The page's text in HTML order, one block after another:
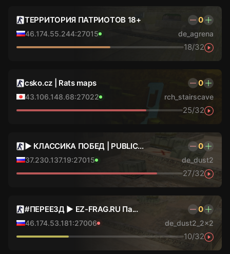
ТЕРРИТОРИЯ ПАТРИОТОВ 18+ 0
46.174.55.244:27015 de_agrena
18/32
csko.cz | Rats maps 0
43.106.148.68:27022 rch_stairscave
25/32
►︎ КЛАССИКА ПОБЕД | PUBLIC... 0
37.230.137.19:27015 de_dust2
27/32
#ПЕРЕЕЗД ► EZ-FRAG.RU Па... 0
46.174.53.181:27006 de_dust2_2x2
10/32